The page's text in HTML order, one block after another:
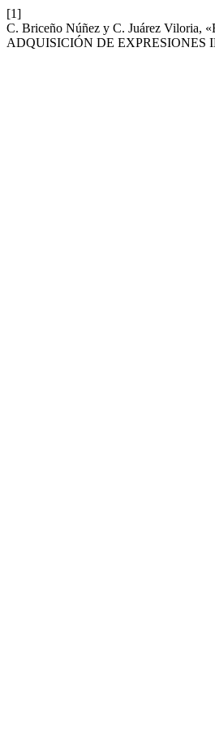
[1]
C. Briceño Núñez y C. Juárez
ADQUISICIÓN DE